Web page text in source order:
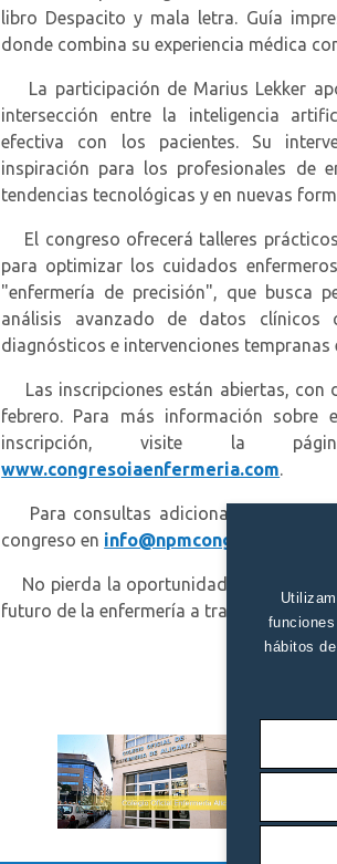
hábitos
libro Despacito y mala letra. Guía
donde combina su experiencia médica
La participación de Marius Lekker
intersección entre la inteligencia
efectiva con los pacientes. Su
inspiración para los profesionales de
tendencias tecnológicas y en nuevas
El congreso ofrecerá talleres
para optimizar los cuidados
"enfermería de precisión", que busca
análisis avanzado de datos clínicos
diagnósticos e intervenciones
Las inscripciones están abiertas, con
febrero. Para más información sobre
inscripción, visite la
www.congresoiaenfermeria.com.
Para consultas adicionales, puede
congreso en info@npmcongresos.com
No pierda la oportunidad de participar
futuro de la enfermería a través de la